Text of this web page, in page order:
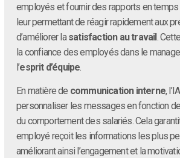
employés et fournir des rapports en temps
leur permettant de réagir rapidement aux
d’améliorer lasatisfaction au travail.
la confiance des employés dans le
l’esprit d’équipe
En matière de communication interne,
personnaliser les messages en fonction
du comportement des salariés. Cela
employé reçoit les informations les plus
améliorant ainsi l’engagement et la